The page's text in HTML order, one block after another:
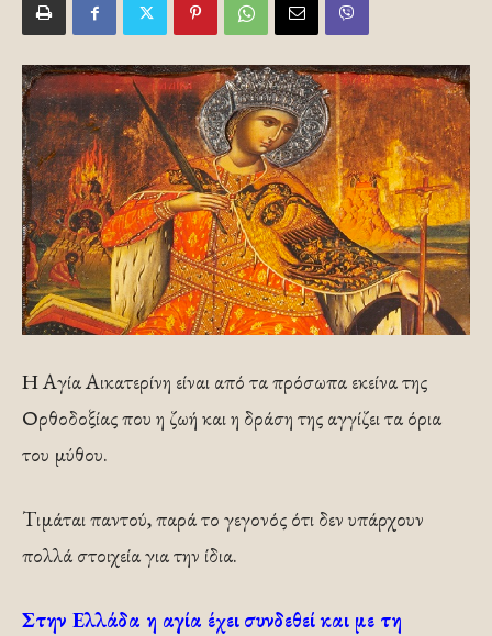
Η Αγία Αικατερίνη είναι από τα πρόσωπα εκείνα της
Ορθοδοξίας που η ζωή και η δράση της αγγίζει τα όρια
του μύθου.
Tιμάται παντού, παρά το γεγονός ότι δεν υπάρχουν
πολλά στοιχεία για την ίδια.
Στην Ελλάδα η αγία έχει συνδεθεί και με τη